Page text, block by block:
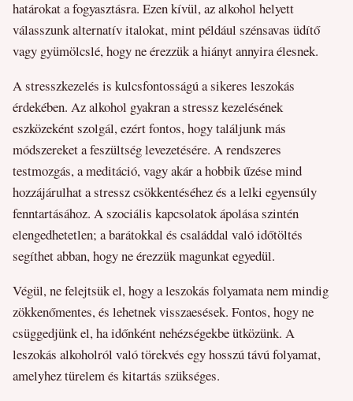
határokat a fogyasztásra. Ezen kívül, az alkohol helyett
válasszunk alternatív italokat, mint például szénsavas üdítő
vagy gyümölcslé, hogy ne érezzük a hiányt annyira élesnek.
A stresszkezelés is kulcsfontosságú a sikeres leszokás
érdekében. Az alkohol gyakran a stressz kezelésének
eszközeként szolgál, ezért fontos, hogy találjunk más
módszereket a feszültség levezetésére. A rendszeres
testmozgás, a meditáció, vagy akár a hobbik űzése mind
hozzájárulhat a stressz csökkentéséhez és a lelki egyensúly
fenntartásához. A szociális kapcsolatok ápolása szintén
elengedhetetlen; a barátokkal és családdal való időtöltés
segíthet abban, hogy ne érezzük magunkat egyedül.
Végül, ne felejtsük el, hogy a leszokás folyamata nem mindig
zökkenőmentes, és lehetnek visszaesések. Fontos, hogy ne
csüggedjünk el, ha időnként nehézségekbe ütközünk. A
leszokás alkoholról való törekvés egy hosszú távú folyamat,
amelyhez türelem és kitartás szükséges.